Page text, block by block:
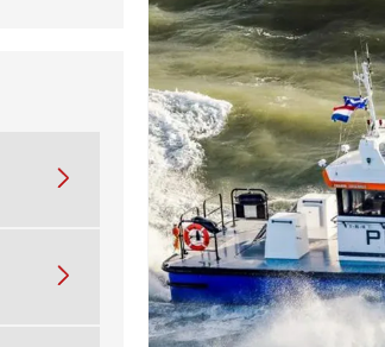

